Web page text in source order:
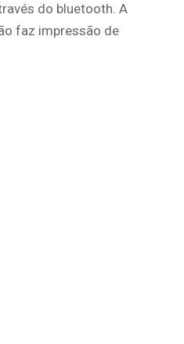
do bluetooth. A
faz impressão de